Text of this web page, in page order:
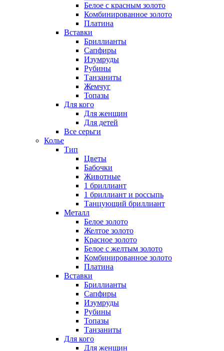
Белое с красным золото
Комбинированное золото
Платина
Вставки
Бриллианты
Сапфиры
Изумруды
Рубины
Танзаниты
Жемчуг
Топазы
Для кого
Для женщин
Для детей
Все серьги
Колье
Тип
Цветы
Бабочки
Животные
1 бриллиант
1 бриллиант и россыпь
Танцующий бриллиант
Металл
Белое золото
Желтое золото
Красное золото
Белое с желтым золото
Комбинированное золото
Платина
Вставки
Бриллианты
Сапфиры
Изумруды
Рубины
Топазы
Танзаниты
Для кого
Для женщин